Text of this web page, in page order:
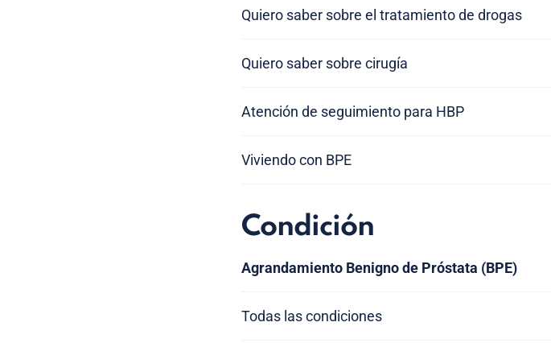
Quiero saber sobre el tratamiento de drogas
Quiero saber sobre cirugía
Atención de seguimiento para HBP
Viviendo con BPE
Condición
Agrandamiento Benigno de Próstata (BPE)
Todas las condiciones